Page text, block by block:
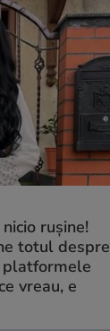
rușine!
totul despre
platformele
vreau, e